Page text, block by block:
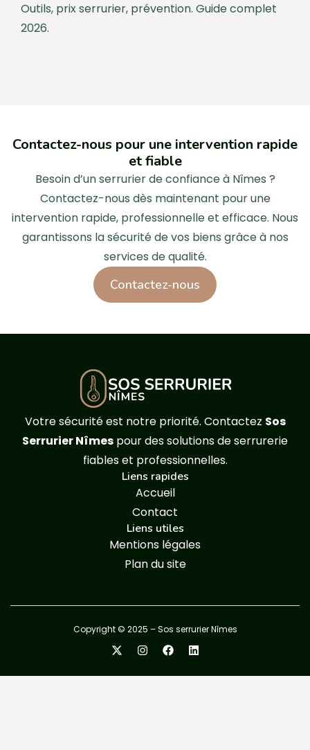
Outils, prix serrurier, prévention. Guide complet
2026.
Contactez-nous pour une intervention rapide
et fiable
Besoin d’un serrurier de confiance à Nîmes ?
Contactez-nous dès maintenant pour une
intervention rapide, professionnelle et efficace. Nous
garantissons la sécurité de vos biens grâce à nos
services de qualité.
Contactez-nous
Votre sécurité est notre priorité. Contactez Sos
Serrurier Nîmes pour des solutions de serrurerie
fiables et professionnelles.
Liens rapides
Accueil
Contact
Liens utiles
Mentions légales
Plan du site
Copyright © 2025 – Sos serrurier Nîmes
X-
twitter
Instagram
FacebookLinkedin